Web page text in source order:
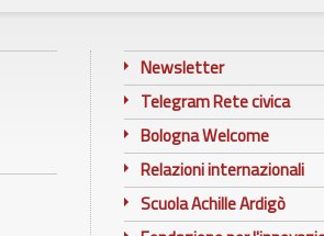
Newsletter
Telegram Rete civica
Bologna Welcome
Relazioni internazionali
Scuola Achille Ardigò